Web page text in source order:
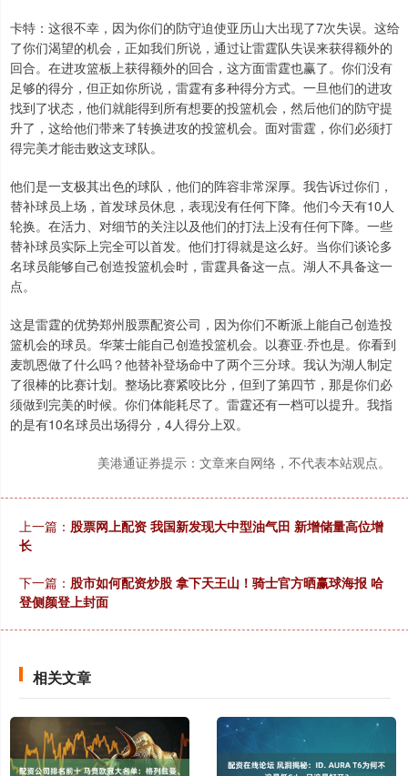
卡特：这很不幸，因为你们的防守迫使亚历山大出现了7次失误。这给
了你们渴望的机会，正如我们所说，通过让雷霆队失误来获得额外的
回合。在进攻篮板上获得额外的回合，这方面雷霆也赢了。你们没有
足够的得分，但正如你所说，雷霆有多种得分方式。一旦他们的进攻
找到了状态，他们就能得到所有想要的投篮机会，然后他们的防守提
升了，这给他们带来了转换进攻的投篮机会。面对雷霆，你们必须打
得完美才能击败这支球队。
他们是一支极其出色的球队，他们的阵容非常深厚。我告诉过你们，
替补球员上场，首发球员休息，表现没有任何下降。他们今天有10人
轮换。在活力、对细节的关注以及他们的打法上没有任何下降。一些
替补球员实际上完全可以首发。他们打得就是这么好。当你们谈论多
名球员能够自己创造投篮机会时，雷霆具备这一点。湖人不具备这一
点。
这是雷霆的优势郑州股票配资公司，因为你们不断派上能自己创造投
篮机会的球员。华莱士能自己创造投篮机会。以赛亚·乔也是。你看到
麦凯恩做了什么吗？他替补登场命中了两个三分球。我认为湖人制定
了很棒的比赛计划。整场比赛紧咬比分，但到了第四节，那是你们必
须做到完美的时候。你们体能耗尽了。雷霆还有一档可以提升。我指
的是有10名球员出场得分，4人得分上双。
美港通证券提示：文章来自网络，不代表本站观点。
上一篇： 股票网上配资 我国新发现大中型油气田 新增储量高位增
长
下一篇： 股市如何配资炒股 拿下天王山！骑士官方晒赢球海报 哈
登侧颜登上封面
相关文章